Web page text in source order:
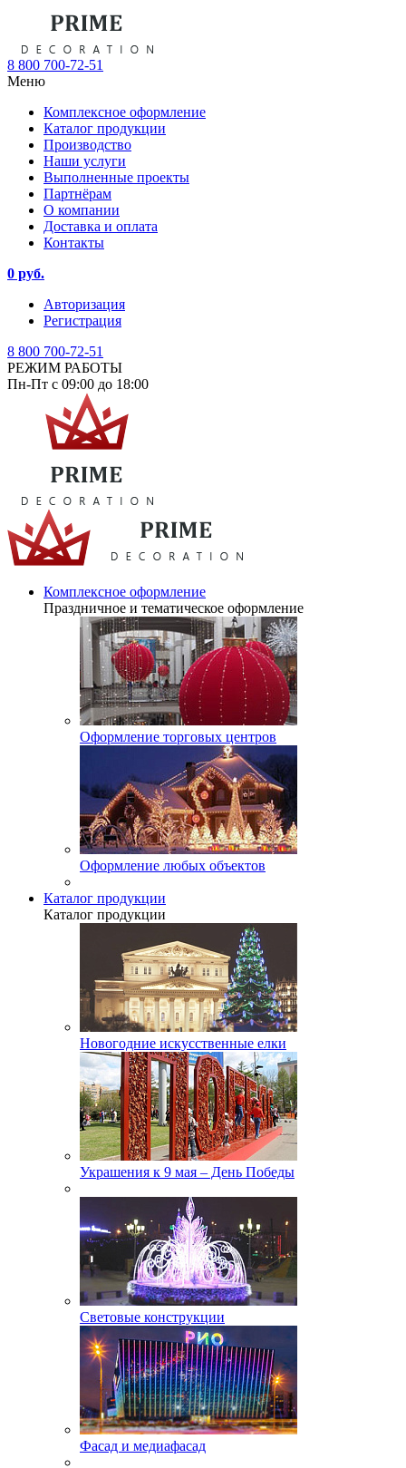
8 800 700-72-51
Меню
Комплексное оформление
Каталог продукции
Производство
Наши услуги
Выполненные проекты
Партнёрам
О компании
Доставка и оплата
Контакты
0 руб.
Авторизация
Регистрация
8 800 700-72-51
РЕЖИМ РАБОТЫ
Пн-Пт с 09:00 до 18:00
Комплексное оформление
Праздничное и тематическое оформление
Оформление торговых центров
Оформление любых объектов
Каталог продукции
Каталог продукции
Новогодние искусственные елки
Украшения к 9 мая – День Победы
Световые конструкции
Фасад и медиафасад